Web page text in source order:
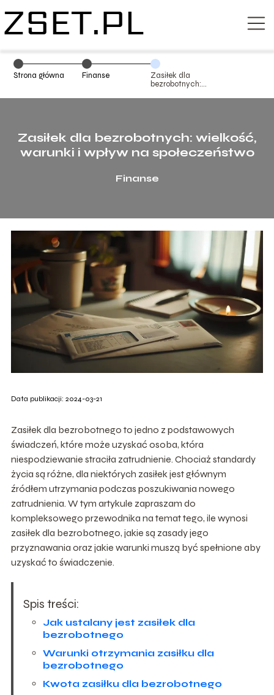
Strona główna Finanse
Zasiłek dla
bezrobotnych:
warunki i wpływ
Zasiłek dla bezrobotnych: wielkość,
warunki i wpływ na społeczeństwo
Finanse
Data publikacji: 2024-03-21
Zasiłek dla bezrobotnego to jedno z podstawowych
świadczeń, które może uzyskać osoba, która
niespodziewanie straciła zatrudnienie. Chociaż standardy
życia są różne, dla niektórych zasiłek jest głównym
źródłem utrzymania podczas poszukiwania nowego
zatrudnienia. W tym artykule zapraszam do
kompleksowego przewodnika na temat tego, ile wynosi
zasiłek dla bezrobotnego, jakie są zasady jego
przyznawania oraz jakie warunki muszą być spełnione aby
uzyskać to świadczenie.
Spis treści:
Jak ustalany jest zasiłek dla
bezrobotnego
Warunki otrzymania zasiłku dla
bezrobotnego
Kwota zasiłku dla bezrobotnego